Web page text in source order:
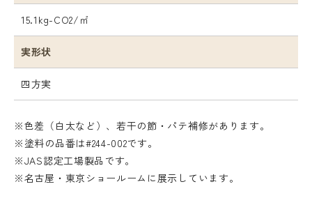
15.1kg-CO2/㎡
実形状
四方実
※色差（白太など）、若干の節・パテ補修があります。
※塗料の品番は#244-002です。
※JAS認定工場製品です。
※名古屋・東京ショールームに展示しています。